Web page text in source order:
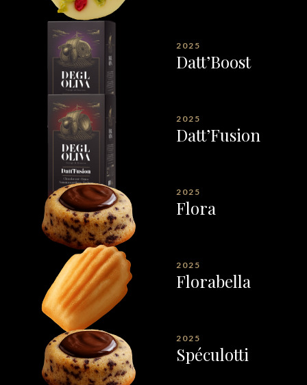
2025
Datt’Boost
2025
Datt’Fusion
2025
Flora
2025
Florabella
2025
Spéculotti